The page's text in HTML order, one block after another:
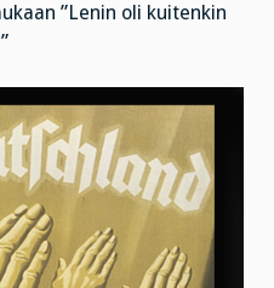
”Lenin oli kuitenkin